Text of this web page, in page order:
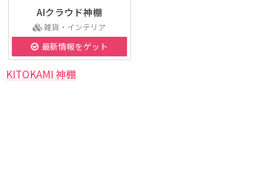
AIクラウド神棚
雑貨・インテリア
最新情報をゲット
KITOKAMI 神棚